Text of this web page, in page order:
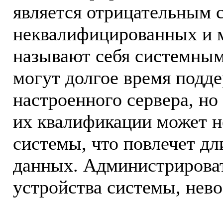
является
неквалифицированных и
называют себя
могут долгое время
настроенного сервера,
их квалификации может
системы, что повлечет
данных.
устройства системы,